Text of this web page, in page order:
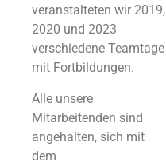
veranstalteten wir 2019,
2020 und 2023
verschiedene Teamtage
mit Fortbildungen.
Alle unsere
Mitarbeitenden sind
angehalten, sich mit
dem